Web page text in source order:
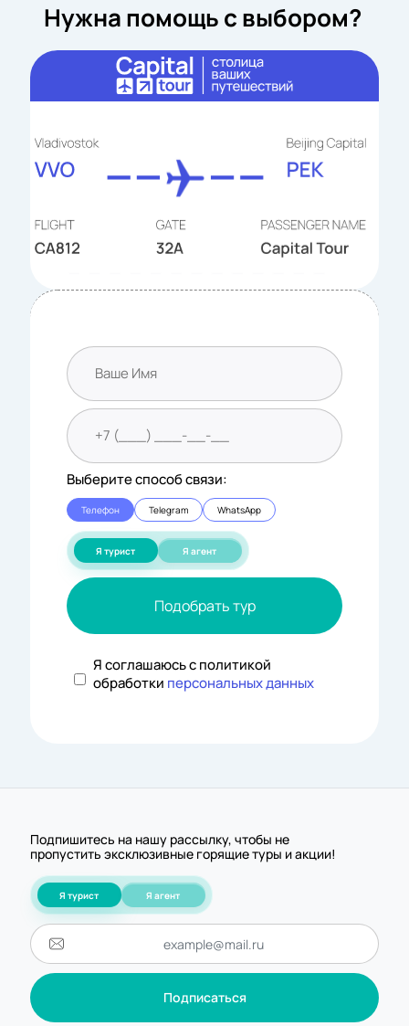
Нужна помощь с выбором?
Выберите способ связи:
Телефон Telegram WhatsApp
Я турист Я агент
Подобрать тур
Я соглашаюсь с политикой
обработки персональных данных
Подпишитесь на нашу рассылку, чтобы не
пропустить эксклюзивные горящие туры и акции!
Я турист Я агент
Подписаться